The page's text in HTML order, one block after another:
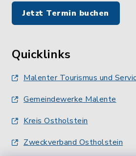
Jetzt Termin buchen
Quicklinks
Malenter Tourismus und
Gemeindewerke Malente
Kreis Ostholstein
Zweckverband Ostholstein